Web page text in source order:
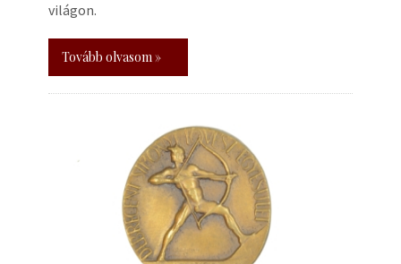
világon.
Tovább olvasom »